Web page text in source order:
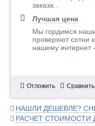
заказа..
Лучшая цена
Мы гордимся
проверяют сотни
нашему интернет
Отложить Сравнить
НАШЛИ ДЕШЕВЛЕ?
РАСЧЕТ СТОИМОСТИ